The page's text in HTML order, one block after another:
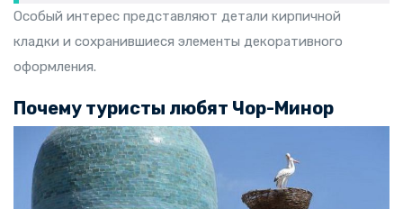
Особый интерес представляют детали кирпичной
кладки и сохранившиеся элементы декоративного
оформления.
Почему туристы любят Чор-Минор